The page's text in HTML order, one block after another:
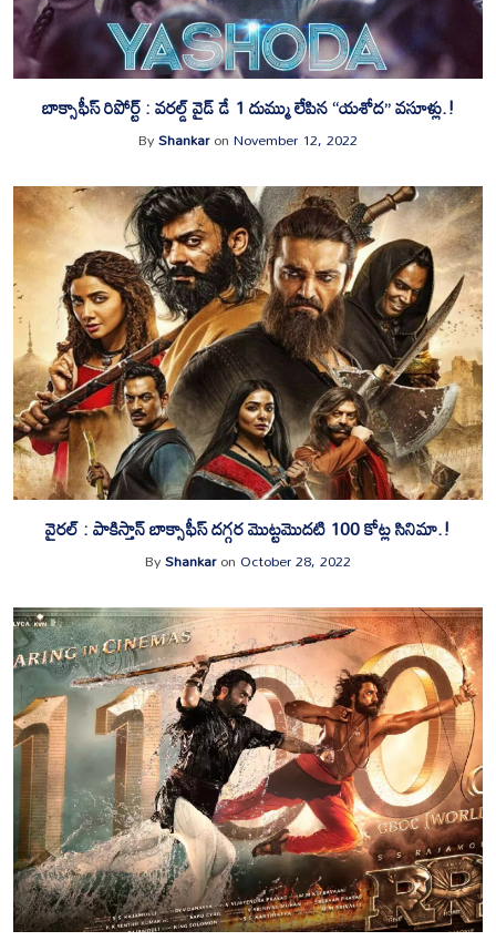
బాక్సాఫీస్ రిపోర్ట్ : వరల్డ్ వైడ్ డే 1 దుమ్ము లేపిన “యశోద” వసూళ్లు.!
ByShankaronNovember 12, 2022
వైరల్ : పాకిస్తాన్ బాక్సాఫీస్ దగ్గర మొట్టమొదటి 100 కోట్ల సినిమా.!
ByShankaron October 28, 2022